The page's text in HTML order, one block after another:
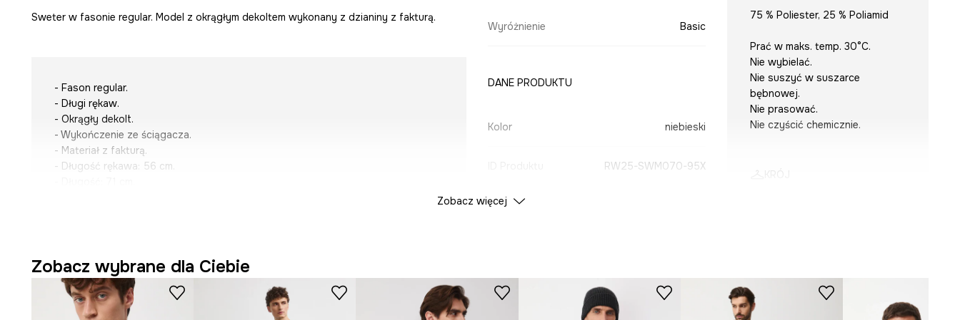
Sweter w fasonie regular. Model z okrągłym dekoltem wykonany z dzianiny z fakturą.
- Fason regular.
- Długi rękaw.
- Okrągły dekolt.
- Wykończenie ze ściągacza.
- Materiał z fakturą.
- Długość rękawa: 56 cm.
Wyróżnienie Basic
DANE PRODUKTU
Kolor niebieski
RW25-SWM070-95X
Producent
75 % Poliester, 25 % Poliamid
Prać w maks. temp. 30°C.
Nie wybielać.
Nie suszyć w suszarce
bębnowej.
Nie prasować.
Nie czyścić chemicznie.
Zobacz więcej
Zobacz wybrane dla Ciebie